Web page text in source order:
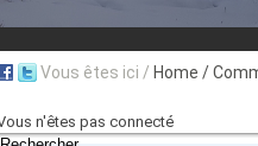
Vous êtes ici / Home /
n'êtes pas connecté